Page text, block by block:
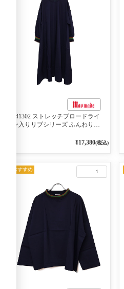
541302 ストレッチブロードライ
ン入りリブシリーズ ふんわりス
¥17,380(税込)
1
おすすめ